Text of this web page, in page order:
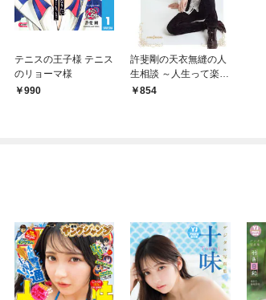
テニスの王子様 テニス
のリョーマ様
990
許斐剛の天衣無縫の人
生相談 ～人生って楽し
いじゃん～
854